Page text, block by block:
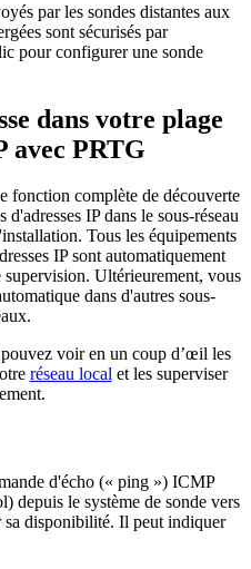
par les sondes distantes aux
sont sécurisés par
pour configurer une sonde
dans votre plage
avec PRTG
fonction complète de découverte
IP dans le sous-réseau
Tous les équipements
IP sont automatiquement
Ultérieurement, vous
dans d'autres sous-
voir en un coup d’œil les
réseau localet les superviser
d'écho (« ping ») ICMP
depuis le système de sonde vers
sa disponibilité. Il peut indiquer